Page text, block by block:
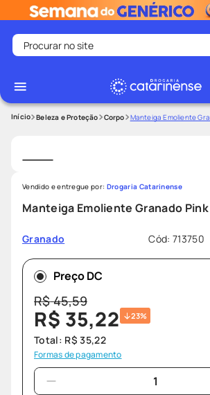
Procurar no site
1
2º
medley
4º
shampoo
5º
tadalafila
6º
lenço umedecido
9
fralda pampers
º teste gravidez
Beleza e Proteção Corpo Manteiga Emoliente
Manteiga Emoliente Granado
Granado Cód: 713750
Vendido e entregue por: Drogaria Catarinense
Preço DC
R$45,59
R$ 35,22 23%
Total: R$ 35,22
Formas de pagamento